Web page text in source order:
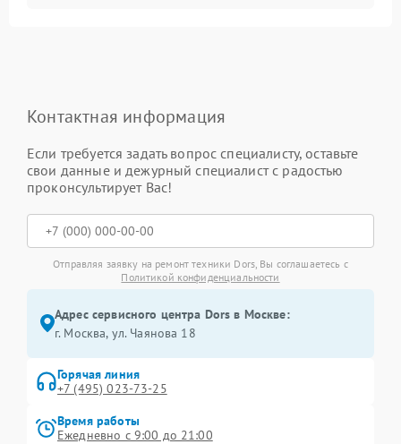
Контактная информация
Если требуется задать вопрос специалисту, оставьте
свои данные и дежурный специалист с радостью
проконсультирует Вас!
Отправляя заявку на ремонт техники Dors, Вы соглашаетесь с
Политикой конфиденциальности
Адрес сервисного центра Dors в Москве:
г. Москва, ул. Чаянова 18
Горячая линия
+7 (495) 023-73-25
Время работы
Ежедневно с 9:00 до 21:00